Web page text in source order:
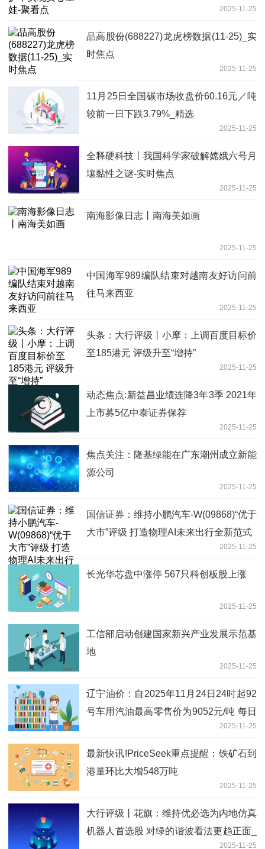
2025-11-25
品高股份(688227)龙虎榜数据(11-25)_实
时焦点
2025-11-25
11月25日全国碳市场收盘价60.16元／吨
较前一日下跌3.79%_精选
2025-11-25
全释硬科技丨我国科学家破解嫦娥六号月
壤黏性之谜-实时焦点
2025-11-25
南海影像日志丨南海美如画
2025-11-25
中国海军989编队结束对越南友好访问前
往马来西亚
2025-11-25
头条：大行评级丨小摩：上调百度目标价
至185港元 评级升至“增持”
2025-11-25
动态焦点:新益昌业绩连降3年3季 2021年
上市募5亿中泰证券保荐
2025-11-25
焦点关注：隆基绿能在广东潮州成立新能
源公司
2025-11-25
国信证券：维持小鹏汽车-W(09868)“优于
大市”评级 打造物理AI未来出行全新范式
2025-11-25
长光华芯盘中涨停 567只科创板股上涨
2025-11-25
工信部启动创建国家新兴产业发展示范基
地
2025-11-25
辽宁油价：自2025年11月24日24时起92
号车用汽油最高零售价为9052元/吨 每日
2025-11-25
最新快讯!PriceSeek重点提醒：铁矿石到
港量环比大增548万吨
2025-11-25
大行评级丨花旗：维持优必选为内地仿真
机器人首选股 对绿的谐波看法更趋正面_
2025-11-25